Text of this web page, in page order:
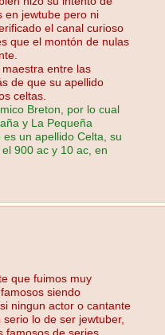
en jewtube pero ni
el canal curioso
que el montón de nulas
entre las
de que su apellido
celtas.
Breton, por lo cual
y La Pequeña
un apellido Celta, su
900 ac y 10 ac, en
que fuimos muy
siendo
ningun actor o cantante
lo de ser jewtuber,